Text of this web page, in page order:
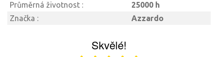
Průměrná životnost :
25000 h
Značka :
Azzardo